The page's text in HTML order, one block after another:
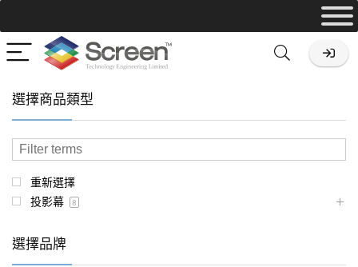
選擇商品類型
重新選擇
投影幕
8
選擇品牌